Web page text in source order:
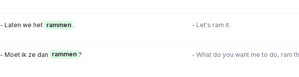
- Laten we het rammen . - Let's ram it.
- Moet ik ze dan rammen ? - What do you want me to do, ram